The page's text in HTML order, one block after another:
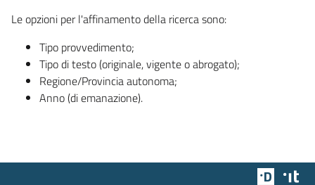
Le opzioni per l'affinamento della ricerca sono:
Tipo provvedimento;
Tipo di testo (originale, vigente o abrogato);
Regione/Provincia autonoma;
Anno (di emanazione).
Team